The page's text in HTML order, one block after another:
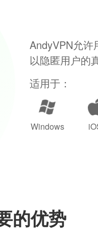
AndyVPN允
以隐匿用户的
适用于：
Windows
的优势